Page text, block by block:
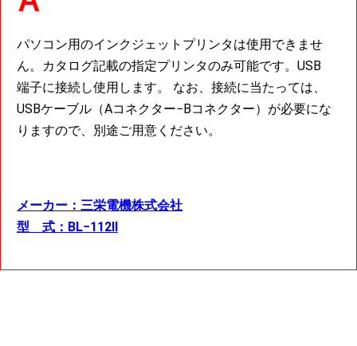
パソコン用のインクジェットプリンタは使用できませ
ん。カタログ記載の指定プリンタのみ可能です。USB
端子に接続し使用します。 なお、接続に当たっては、
USBケーブル（Aコネクター−Bコネクター）が必要にな
りますので、別途ご用意ください。
メーカー：三栄電機株式会社
型 式：BL−112Ⅱ